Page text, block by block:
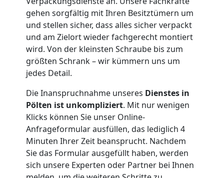
gehen sorgfältig mit Ihren Besitztümern um
und stellen sicher, dass alles sicher verpackt
und am Zielort wieder fachgerecht montiert
wird. Von der kleinsten Schraube bis zum
größten Schrank – wir kümmern uns um
jedes Detail.
Die Inanspruchnahme unseres Dienstes in
Pölten ist unkompliziert. Mit nur wenigen
Klicks können Sie unser Online-
Anfrageformular ausfüllen, das lediglich 4
Minuten Ihrer Zeit beansprucht. Nachdem
Sie das Formular ausgefüllt haben, werden
sich unsere Experten oder Partner bei Ihnen
Pölten
Anfrage
Möbeltransport
National
Möbeltransport
International